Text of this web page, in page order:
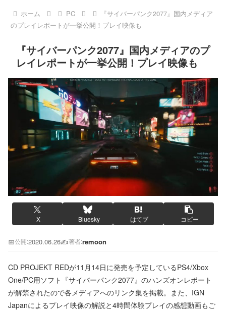
ホーム PC
『サイバーパンク2077』国内メディア
のプレイレポートが一挙公開！プレイ映像も
『サイバーパンク2077』国内メディアのプ
レイレポートが一挙公開！プレイ映像も
X Bluesky はてブ コピー
📅公開:2020.06.26✍️著者:remoon
CD PROJEKT REDが11月14日に発売を予定しているPS4/Xbox
One/PC用ソフト『サイバーパンク2077』のハンズオンレポート
が解禁されたので各メディアへのリンク集を掲載。また、IGN
Japanによるプレイ映像の解説と4時間体験プレイの感想動画もご